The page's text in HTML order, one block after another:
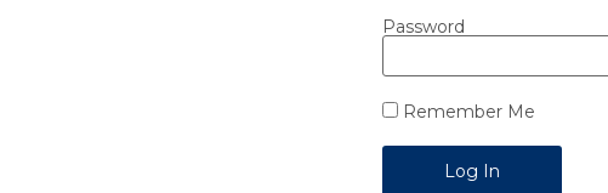
Password
Remember Me